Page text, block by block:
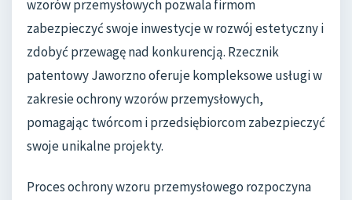
wzorów przemysłowych pozwala firmom
zabezpieczyć swoje inwestycje w rozwój estetyczny i
zdobyć przewagę nad konkurencją. Rzecznik
patentowy Jaworzno oferuje kompleksowe usługi w
zakresie ochrony wzorów przemysłowych,
pomagając twórcom i przedsiębiorcom zabezpieczyć
swoje unikalne projekty.
Proces ochrony wzoru przemysłowego rozpoczyna